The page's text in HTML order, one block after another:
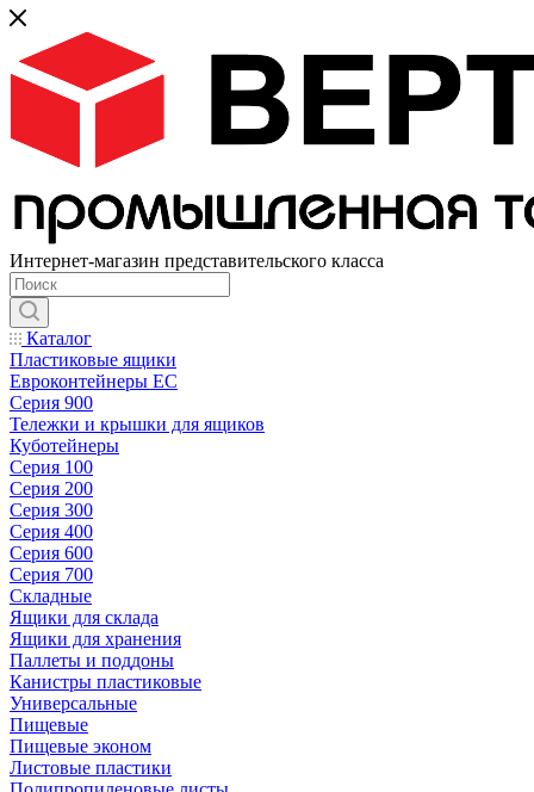
Интернет-магазин представительского класса
Каталог
Пластиковые ящики
Евроконтейнеры ЕС
Серия 900
Тележки и крышки для ящиков
Куботейнеры
Серия 100
Серия 200
Серия 300
Серия 400
Серия 600
Серия 700
Складные
Ящики для склада
Ящики для хранения
Паллеты и поддоны
Канистры пластиковые
Универсальные
Пищевые
Пищевые эконом
Листовые пластики